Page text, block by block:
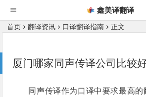
鑫美译翻译
首页 翻译资讯 口译翻译指南 正文
厦门哪家同声传译公司比较
同声传译作为口译中要求最高